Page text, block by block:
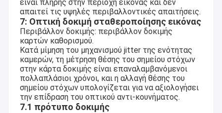
είναι πλήρης στην περιοχή εικόνας και δεν
απαιτεί τις υψηλές περιβαλλοντικές απαιτήσεις.
7: Οπτική δοκιμή σταθεροποίησης εικόνας
Περιβάλλον δοκιμής: περιβάλλον δοκιμής
καρτών καθορισμού.
Κατά μίμηση του μηχανισμού jitter της ενότητας
καμερών, τη μέτρηση θέσης του σημείου στόχων
στην κάρτα δοκιμής είναι επαναλαμβανόμενοι
πολλαπλάσιοι χρόνοι, και η αλλαγή θέσης του
σημείου στόχων υπολογίζεται για να αξιολογήσει
την επίδραση του οπτικού αντι-κουνήματος.
7.1 πρότυπο δοκιμής